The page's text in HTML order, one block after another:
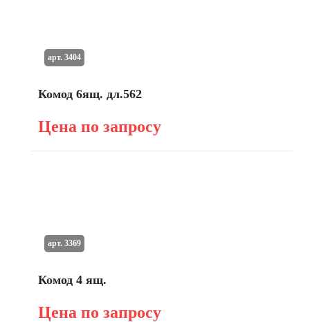
Комод 6ящ. дл.562
Цена по запросу
арт. 3404
Комод 4 ящ.
Цена по запросу
арт. 3369